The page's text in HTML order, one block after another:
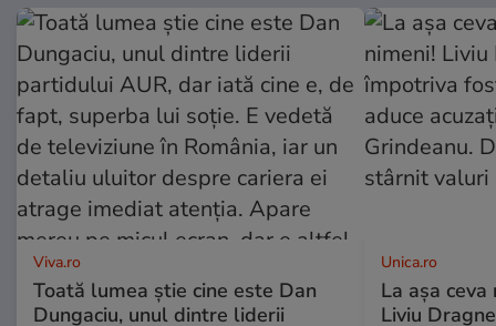
Viva.ro
Toată lumea știe cine este Dan
Dungaciu, unul dintre liderii
Unica.ro
La așa
Liviu